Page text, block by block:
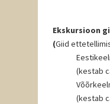
Ekskursioon
(Giid
(kestab
(kestab